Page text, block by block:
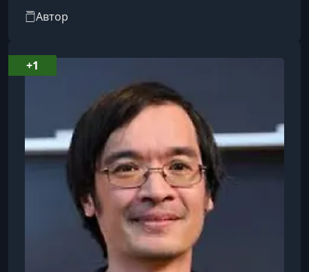
реальной жизни. Он получил степени
бакалавра и магистра по математике в
докторскую диссертацию в Калифорнийском
университете в Сан-Диего. В настоящее время
занимает должность доцента в Университете
Бригама Янга, где известен как преподаватель,
удостоенный наград за педагогическое
мастерство.Как
Автор
+1